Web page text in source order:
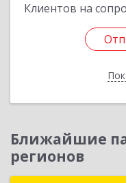
Клиентов на
Ближайшие
регионов